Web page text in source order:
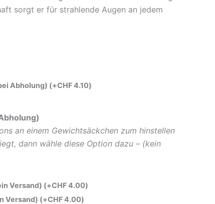
sorgt er für strahlende Augen an jedem
Abholung) (+CHF4.10)
an einem Gewichtsäckchen zum hinstellen
dann wähle diese Option dazu – (kein
Versand) (+CHF4.00)
Versand) (+CHF4.00)